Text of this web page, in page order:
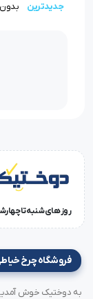
جدیدترین
روز های شنبه تا چهارشنبه از ساعت 10:00 الی 18:00 و
فروشگاه چرخ